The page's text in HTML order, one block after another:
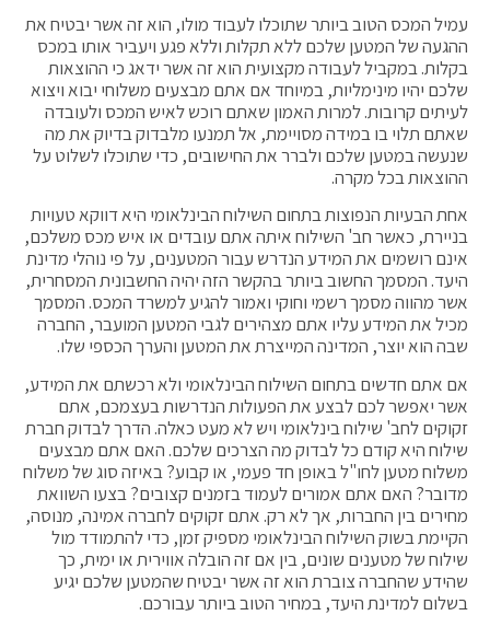
עמיל המכס הטוב ביותר שתוכלו לעבוד מולו, הוא זה אשר יבטיח את
ההגעה של המטען שלכם ללא תקלות וללא פגע ויעביר אותו במכס
בקלות. במקביל לעבודה מקצועית הוא זה אשר ידאג כי ההוצאות
שלכם יהיו מינימליות, במיוחד אם אתם מבצעים משלוחי יבוא ויצוא
לעיתים קרובות. למרות האמון שאתם רוכש לאיש המכס ולעובדה
שאתם תלוי בו במידה מסויימת, אל תמנעו מלבדוק בדיוק את מה
שנעשה במטען שלכם ולברר את החישובים, כדי שתוכלו לשלוט על
ההוצאות בכל מקרה.
אחת הבעיות הנפוצות בתחום השילוח הבינלאומי היא דווקא טעויות
בניירת, כאשר חב' השילוח איתה אתם עובדים או איש מכס משלכם,
אינם רושמים את המידע הנדרש עבור המטענים, על פי נוהלי מדינת
היעד. המסמך החשוב ביותר בהקשר הזה יהיה החשבונית המסחרית,
אשר מהווה מסמך רשמי וחוקי ואמור להגיע למשרד המכס. המסמך
מכיל את המידע עליו אתם מצהירים לגבי המטען המועבר, החברה
שבה הוא יוצר, המדינה המייצרת את המטען והערך הכספי שלו.
אם אתם חדשים בתחום השילוח הבינלאומי ולא רכשתם את המידע,
אשר יאפשר לכם לבצע את הפעולות הנדרשות בעצמכם, אתם
זקוקים לחב' שילוח בינלאומי ויש לא מעט כאלה. הדרך לבדוק חברת
שילוח היא קודם כל לבדוק מה הצרכים שלכם. האם אתם מבצעים
משלוח מטען לחו"ל באופן חד פעמי, או קבוע? באיזה סוג של משלוח
מדובר? האם אתם אמורים לעמוד בזמנים קצובים? בצעו השוואת
מחירים בין החברות, אך לא רק. אתם זקוקים לחברה אמינה, מנוסה,
הקיימת בשוק השילוח הבינלאומי מספיק זמן, כדי להתמודד מול
שילוח של מטענים שונים, בין אם זה הובלה אווירית או ימית, כך
שהידע שהחברה צוברת הוא זה אשר יבטיח שהמטען שלכם יגיע
בשלום למדינת היעד, במחיר הטוב ביותר עבורכם.